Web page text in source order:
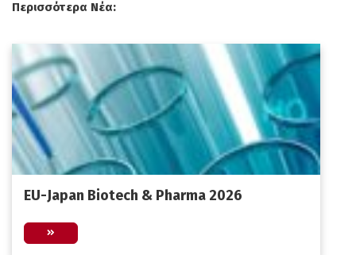
Περισσότερα Νέα:
EU-Japan Biotech & Pharma 2026